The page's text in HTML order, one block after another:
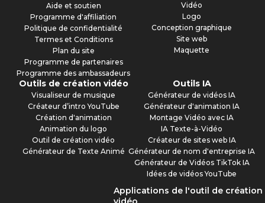
Aide et soutien
Programme d'affiliation
Politique de confidentialité
Termes et Conditions
Plan du site
Programme de partenaires
Programme des ambassadeurs
Vidéo
Logo
Conception graphique
Site web
Maquette
Outils de création vidéo
Visualiseur de musique
Créateur d’intro YouTube
Création d'animation
Animation du logo
Outil de création vidéo
Générateur de Texte Animé
Outils IA
Générateur de vidéos IA
Générateur d'animation IA
Montage Vidéo avec IA
IA Texte-à-Vidéo
Créateur de sites web IA
Générateur de nom d'entreprise IA
Générateur de Vidéos TikTok IA
Idées de vidéos YouTube
Applications de l'outil de création